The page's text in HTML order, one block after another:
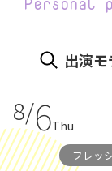
出演
8/6Thu
フレッ